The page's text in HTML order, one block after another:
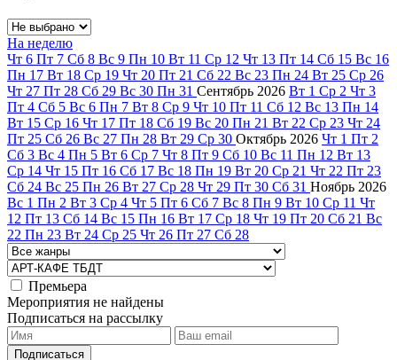
На неделю
Чт 6 Пт 7 Сб 8 Вс 9 Пн 10 Вт 11 Ср 12 Чт 13 Пт 14 Сб 15 Вс 16
Пн 17 Вт 18 Ср 19 Чт 20 Пт 21 Сб 22 Вс 23 Пн 24 Вт 25 Ср 26
Чт 27 Пт 28 Сб 29 Вс 30 Пн 31 Сентябрь 2026 Вт 1 Ср 2 Чт 3
Пт 4 Сб 5 Вс 6 Пн 7 Вт 8 Ср 9 Чт 10 Пт 11 Сб 12 Вс 13 Пн 14
Вт 15 Ср 16 Чт 17 Пт 18 Сб 19 Вс 20 Пн 21 Вт 22 Ср 23 Чт 24
Пт 25 Сб 26 Вс 27 Пн 28 Вт 29 Ср 30 Октябрь 2026 Чт 1 Пт 2
Сб 3 Вс 4 Пн 5 Вт 6 Ср 7 Чт 8 Пт 9 Сб 10 Вс 11 Пн 12 Вт 13
Ср 14 Чт 15 Пт 16 Сб 17 Вс 18 Пн 19 Вт 20 Ср 21 Чт 22 Пт 23
Сб 24 Вс 25 Пн 26 Вт 27 Ср 28 Чт 29 Пт 30 Сб 31 Ноябрь 2026
Вс 1 Пн 2 Вт 3 Ср 4 Чт 5 Пт 6 Сб 7 Вс 8 Пн 9 Вт 10 Ср 11 Чт
12 Пт 13 Сб 14 Вс 15 Пн 16 Вт 17 Ср 18 Чт 19 Пт 20 Сб 21 Вс
22 Пн 23 Вт 24 Ср 25 Чт 26 Пт 27 Сб 28
Премьера
Мероприятия не найдены
Подписаться на рассылку